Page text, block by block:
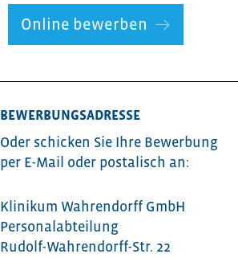
Online bewerben
BEWERBUNGSADRESSE
Oder schicken Sie Ihre Bewerbung
per E-Mail oder postalisch an:
Klinikum Wahrendorff GmbH
Personalabteilung
Rudolf-Wahrendorff-Str. 22